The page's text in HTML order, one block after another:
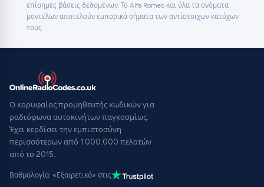
επίσημες βάσεις δεδομένων. Το Alfa Romeo και όλα τα ονόματα
μοντέλων αποτελούν εμπορικά σήματα των αντίστοιχων κατόχων
τους.
Ο κορυφαίος προμηθευτής κωδικών για
ραδιόφωνα αυτοκινήτων παγκοσμίως.
Έχει κερδίσει την εμπιστοσύνη
περισσότερων από 1.000.000 πελατών
από το 2015.
Βαθμολογία: «Εξαιρετικό» στις